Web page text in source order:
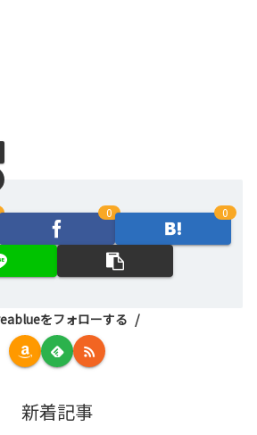
0 0
をフォローする
新着記事